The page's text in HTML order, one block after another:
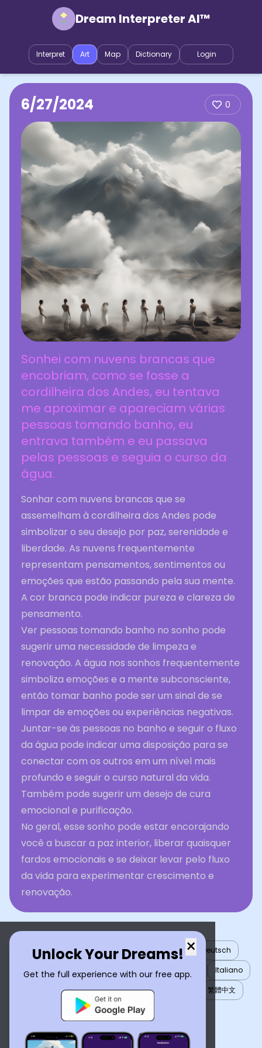
Dream Interpreter AI™
Interpret Art Map Dictionary Login
6/27/2024 0
Sonhei com nuvens brancas que
encobriam, como se fosse a
cordilheira dos Andes, eu tentava
me aproximar e apareciam várias
pessoas tomando banho, eu
entrava também e eu passava
pelas pessoas e seguia o curso da
água.
Sonhar com nuvens brancas que se
assemelham à cordilheira dos Andes pode
simbolizar o seu desejo por paz, serenidade e
liberdade. As nuvens frequentemente
representam pensamentos, sentimentos ou
emoções que estão passando pela sua mente.
A cor branca pode indicar pureza e clareza de
pensamento.
Ver pessoas tomando banho no sonho pode
sugerir uma necessidade de limpeza e
renovação. A água nos sonhos frequentemente
simboliza emoções e a mente subconsciente,
então tomar banho pode ser um sinal de se
limpar de emoções ou experiências negativas.
Juntar-se às pessoas no banho e seguir o fluxo
da água pode indicar uma disposição para se
conectar com os outros em um nível mais
profundo e seguir o curso natural da vida.
Também pode sugerir um desejo de cura
emocional e purificação.
No geral, esse sonho pode estar encorajando
você a buscar a paz interior, liberar quaisquer
fardos emocionais e se deixar levar pelo fluxo
da vida para experimentar crescimento e
renovação.
×
Unlock Your Dreams!
Get the full experience with our free app.
English العربية Nederlands Türkçe
Deutsch
Español
Français עברית 日本語
Italiano
Português
Русский Tiếng Việt
繁體中文
ไทย
Українська